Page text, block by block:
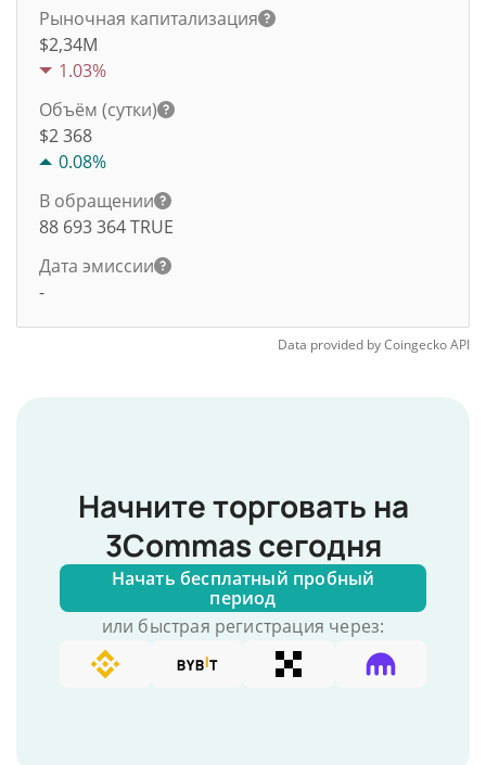
Рыночная капитализация
$2,34M
1.03%
Объём (сутки)
$2 368
0.08%
В обращении
88 693 364TRUE
Дата эмиссии
-
Data provided byCoingeckoAPI
Начните торговать на
3Commas сегодня
Начать бесплатный пробный
период
или быстрая регистрация через: